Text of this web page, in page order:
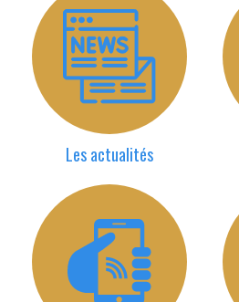
Les actualités